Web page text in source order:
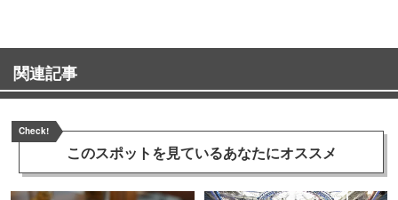
関連記事
Check!
このスポットを見ているあなたにオススメ